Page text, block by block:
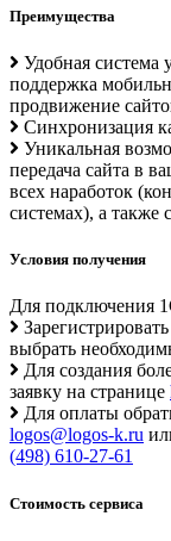
Преимущества
Удобная система
поддержка
продвижение
Синхронизация
Уникальная
передача сайта в
всех наработок
системах), а также
Условия получения
Для подключения
выбрать
Для создания
заявку на странице
Для оплаты
logos@logos-k.ru
(498) 610-27-61
Стоимость сервиса